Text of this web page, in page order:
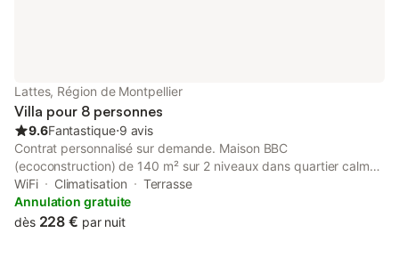
Lattes, Région de Montpellier
Villa pour 8 personnes
9.6Fantastique⋅9 avis
Contrat personnalisé sur demande. Maison BBC
(ecoconstruction) de 140 m² sur 2 niveaux dans quartier calme
proche de toutes commodités et commerces de qualité.
Idéalement située entre les plages Palavas, Sète et le centre
ville de Montpellier: Logement de qualité, propre et fonctionnel,
WiFi Climatisation
Terrasse
Annulation gratuite
dès 228 € par nuit